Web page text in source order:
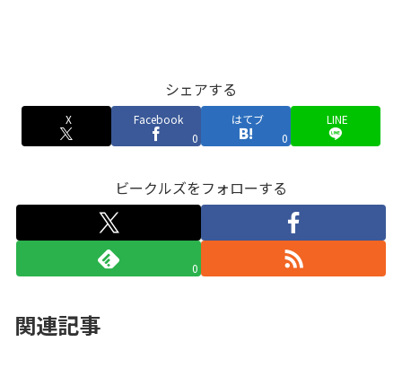
シェアする
X
Facebook
0
はてブ
0
LINE
ビークルズをフォローする
0
関連記事